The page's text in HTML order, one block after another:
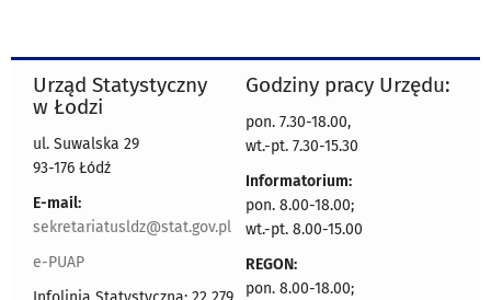
Urząd Statystyczny
w Łodzi
ul. Suwalska 29
93-176 Łódź
E-mail:
sekretariatusldz@stat.gov.pl
e-PUAP
Godziny pracy Urzędu:
pon. 7.30-18.00,
wt.-pt. 7.30-15.30
Informatorium:
pon. 8.00-18.00;
wt.-pt. 8.00-15.00
REGON:
pon. 8.00-18.00;